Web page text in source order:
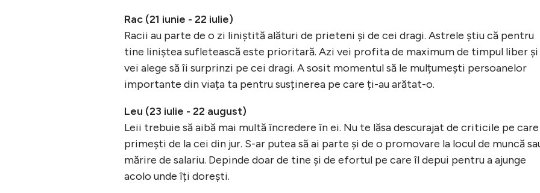
Rac (21 iunie - 22 iulie)
Racii au parte de o zi liniștită alături de prieteni și de cei dragi. Astrele știu că pentru
tine liniștea sufletească este prioritară. Azi vei profita de maximum de timpul liber și
vei alege să îi surprinzi pe cei dragi. A sosit momentul să le mulțumești persoanelor
importante din viața ta pentru susținerea pe care ți-au arătat-o.
Leu (23 iulie - 22 august)
Leii trebuie să aibă mai multă încredere în ei. Nu te lăsa descurajat de criticile pe
primești de la cei din jur. S-ar putea să ai parte și de o promovare la locul de muncă
mărire de salariu. Depinde doar de tine și de efortul pe care îl depui pentru a ajunge
acolo unde îți dorești.